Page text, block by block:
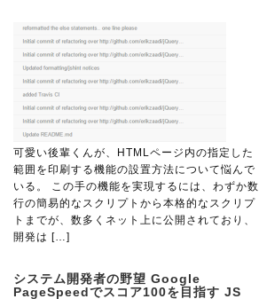
可愛い後輩くんが、HTMLページ内の指定した
範囲を印刷する機能の設置方法について悩んで
いる。 この手の機能を実現するには、わずか数
行の簡易的なスクリプトから本格的なスクリプ
トまでが、数多くネット上に公開されており、
開発は […]
システム開発者の野望 Google
PageSpeedでスコア100を目指す JS